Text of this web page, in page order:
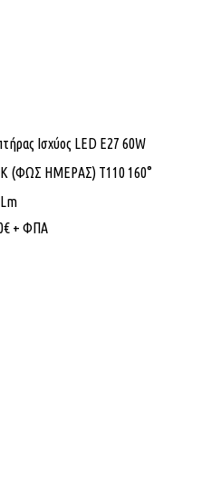
Ισχύος LED E27 60W
(ΦΩΣ ΗΜΕΡΑΣ) T110 160°
€ + ΦΠΑ